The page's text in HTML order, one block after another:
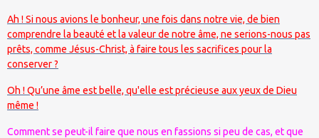
Ah ! Si nous avions le bonheur, une fois dans notre vie, de bien
comprendre la beauté et la valeur de notre âme, ne serions-nous pas
prêts, comme Jésus-Christ, à faire tous les sacrifices pour la
conserver ?
Oh ! Qu’une âme est belle, qu'elle est précieuse aux yeux de Dieu
même !
Comment se peut-il faire que nous en fassions si peu de cas, et que